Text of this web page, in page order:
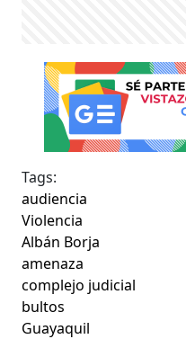
Tags:
audiencia
Violencia
Albán Borja
amenaza
complejo judicial
bultos
Guayaquil